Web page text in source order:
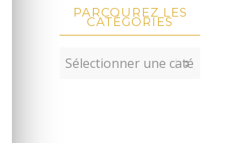
PARCOUREZ LES
CATÉGORIES